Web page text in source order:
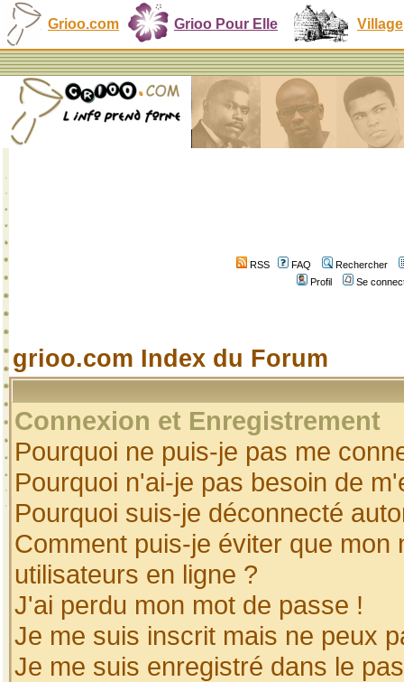
Grioo.com Grioo Pour Elle Village
RSS FAQ
Rechercher
Profil
Se
grioo.com Index du Forum
Connexion et Enregistrement
Pourquoi ne puis-je pas me
Pourquoi n'ai-je pas besoin de
Pourquoi suis-je déconnecté
Comment puis-je éviter que
utilisateurs en ligne ?
J'ai perdu mon mot de passe !
Je me suis inscrit mais ne peux
Je me suis enregistré dans le